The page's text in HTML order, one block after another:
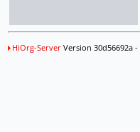
HiOrg-ServerVersion 30d56692a -